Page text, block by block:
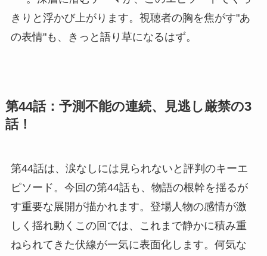
きりと浮かび上がります。視聴者の胸を焦がす"あ
の表情"も、きっと語り草になるはず。
第44話：予測不能の連続、見逃し厳禁の3
話！
第44話は、涙なしには見られないと評判のキーエ
ピソード。今回の第44話も、物語の根幹を揺るが
す重要な展開が描かれます。登場人物の感情が激
しく揺れ動くこの回では、これまで静かに積み重
ねられてきた伏線が一気に表面化します。何気な